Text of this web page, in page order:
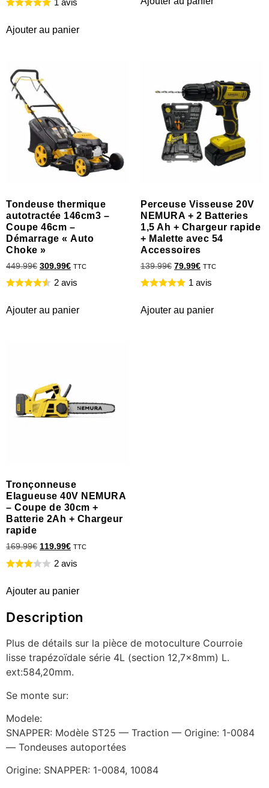
Ajouter au panier
Tondeuse thermique
autotractée 146cm3 –
Coupe 46cm –
Démarrage « Auto
Choke »
449.99€ 309.99€ TTC
2 avis
Ajouter au panier
Perceuse Visseuse 20V
NEMURA + 2 Batteries
1,5 Ah + Chargeur rapide
+ Malette avec 54
Accessoires
139.99€ 79.99€ TTC
1 avis
Ajouter au panier
Tronçonneuse
Elagueuse 40V NEMURA
– Coupe de 30cm +
Batterie 2Ah + Chargeur
rapide
169.99€ 119.99€ TTC
2 avis
Ajouter au panier
Description
Plus de détails sur la pièce de motoculture Courroie
lisse trapézoïdale série 4L (section 12,7x8mm) L.
ext:584,20mm.
Se monte sur:
Modele:
SNAPPER: Modèle ST25 — Traction — Origine: 1-0084
— Tondeuses autoportées
Origine: SNAPPER: 1-0084, 10084